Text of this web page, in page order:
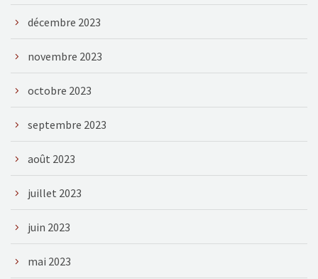
décembre 2023
novembre 2023
octobre 2023
septembre 2023
août 2023
juillet 2023
juin 2023
mai 2023